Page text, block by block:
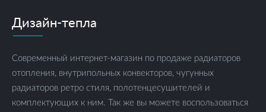
Дизайн-тепла
Современный интернет-магазин по продаже радиаторов
отопления, внутрипольных конвекторов, чугунных
радиаторов ретро стиля, полотенцесушителей и
комплектующих к ним. Так же вы можете воспользоваться